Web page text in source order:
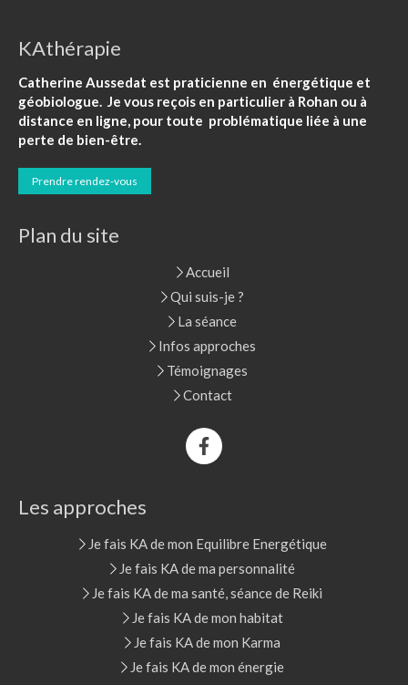
KAthérapie
Catherine Aussedat est praticienne en énergétique et
géobiologue. Je vous reçois en particulier à Rohan ou à
distance en ligne, pour toute problématique liée à une
perte de bien-être.
Prendre rendez-vous
Plan du site
Accueil
Qui suis-je ?
La séance
Infos approches
Témoignages
Contact
Les approches
Je fais KA de mon Equilibre Energétique
Je fais KA de ma personnalité
Je fais KA de ma santé, séance de Reiki
Je fais KA de mon habitat
Je fais KA de mon Karma
Je fais KA de mon énergie